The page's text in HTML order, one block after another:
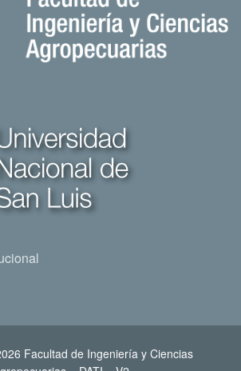
Facultad de Ingeniería y Ciencias